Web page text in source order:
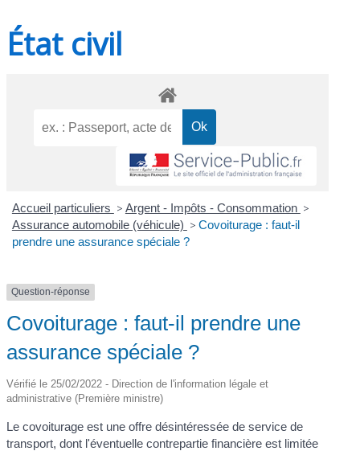
État civil
Accueil particuliers > Argent - Impôts - Consommation >
Assurance automobile (véhicule) > Covoiturage : faut-il
prendre une assurance spéciale ?
Question-réponse
Covoiturage : faut-il prendre une
assurance spéciale ?
Vérifié le 25/02/2022 - Direction de l'information légale et
administrative (Première ministre)
Le covoiturage est une offre désintéressée de service de
transport, dont l'éventuelle contrepartie financière est limitée